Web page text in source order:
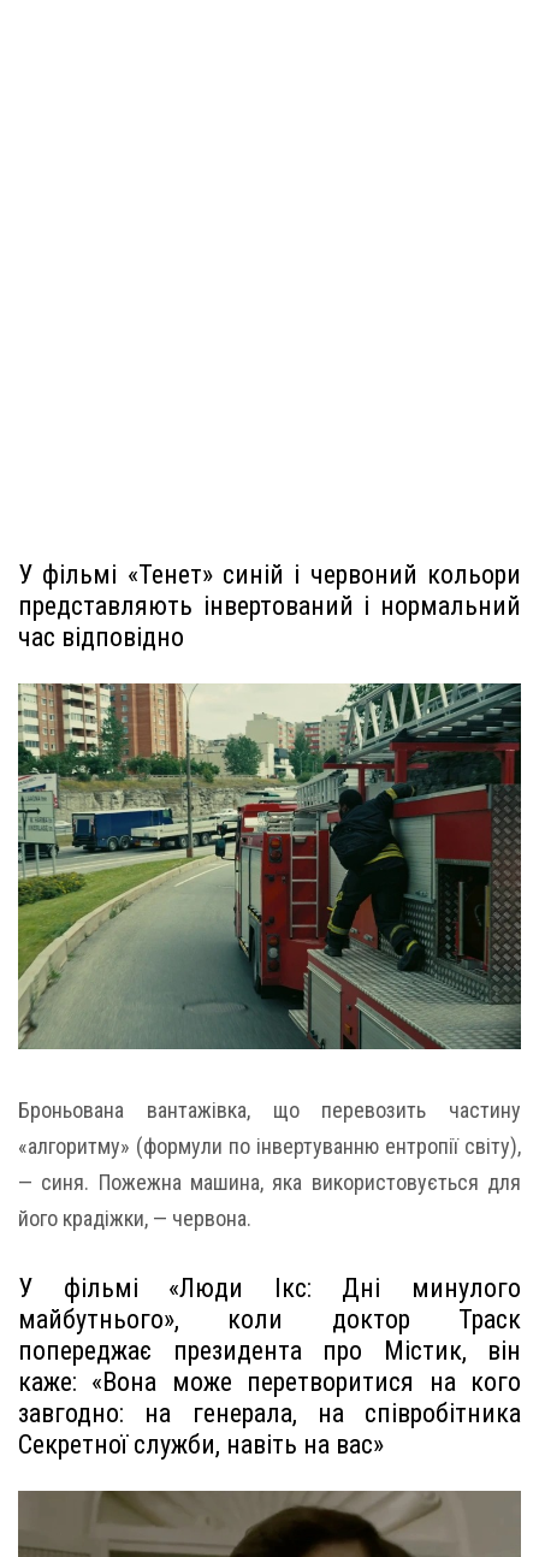
У фільмі «Тенет» синій і червоний кольори
представляють інвертований і нормальний
час відповідно
Броньована вантажівка, що перевозить частину
«алгоритму» (формули по інвертуванню ентропії світу),
— синя. Пожежна машина, яка використовується для
його крадіжки, — червона.
У фільмі «Люди Ікс: Дні минулого
майбутнього», коли доктор Траск
попереджає президента про Містик, він
каже: «Вона може перетворитися на кого
завгодно: на генерала, на співробітника
Секретної служби, навіть на вас»